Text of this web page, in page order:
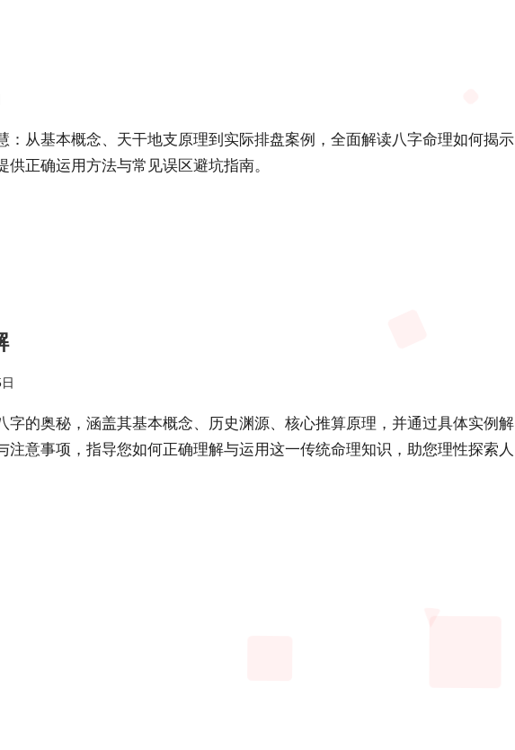
：从基本概念、天干地支原理到实际排盘案例，全面解读八字命理如何揭示
正确运用方法与常见误区避坑指南。
字的奥秘，涵盖其基本概念、历史渊源、核心推算原理，并通过具体实例解
注意事项，指导您如何正确理解与运用这一传统命理知识，助您理性探索人